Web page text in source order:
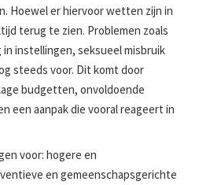
Hoewel er hiervoor wetten zijn in
terug te zien. Problemen zoals
instellingen, seksueel misbruik
steeds voor. Dit komt door
budgetten, onvoldoende
een aanpak die vooral reageert in
voor: hogere en
en gemeenschapsgerichte